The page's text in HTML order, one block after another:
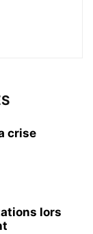
crise
lors